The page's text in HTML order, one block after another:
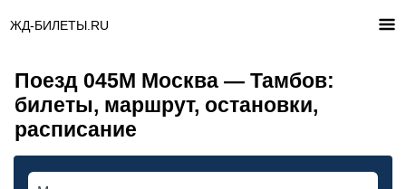
ЖД-БИЛЕТЫ.RU
Поезд 045М Москва — Тамбов:
билеты, маршрут, остановки,
расписание